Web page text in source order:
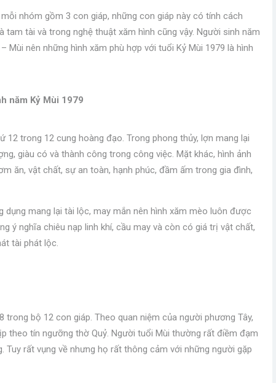
nhóm gồm 3 con giáp, những con giáp này có tính cách
tài và trong nghệ thuật xăm hình cũng vậy. Người sinh năm
nên những hình xăm phù hợp với tuổi Kỷ Mùi 1979 là hình
năm Kỷ Mùi 1979
12 trong 12 cung hoàng đạo. Trong phong thủy, lợn mang lại
giàu có và thành công trong công việc. Mặt khác, hình ảnh
ăn, vật chất, sự an toàn, hạnh phúc, đầm ấm trong gia đình,
mang lại tài lộc, may mắn nên hình xăm mèo luôn được
ý nghĩa chiêu nạp linh khí, cầu may và còn có giá trị vật chất,
tài phát lộc.
bộ 12 con giáp. Theo quan niệm của người phương Tây,
theo tín ngưỡng thờ Quỷ. Người tuổi Mùi thường rất điềm đạm
rất vụng về nhưng họ rất thông cảm với những người gặp